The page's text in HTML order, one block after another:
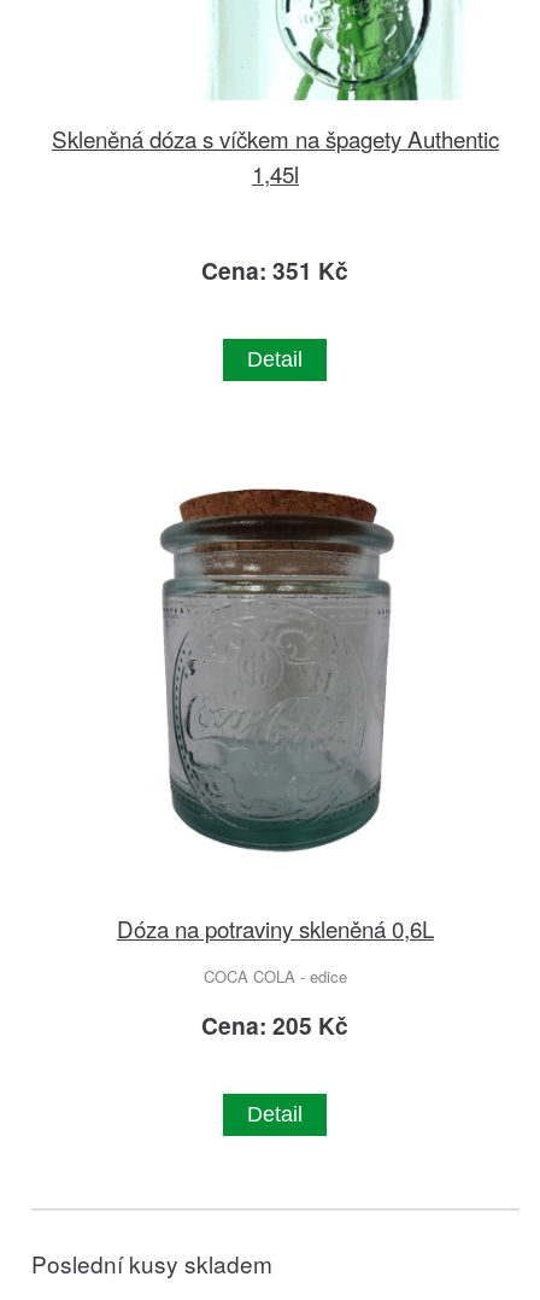
Skleněná dóza s víčkem na špagety Authentic
1,45l
Cena: 351 Kč
Detail
Dóza na potraviny skleněná 0,6L
COCA COLA - edice
Cena: 205 Kč
Detail
Poslední kusy skladem